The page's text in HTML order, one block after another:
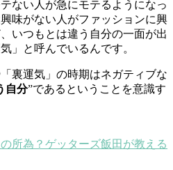
ない人が急にモテるようになっ
味がない人がファッションに興
いつもとは違う自分の一面が出
」と呼んでいるんです。
裏運気」の時期はネガティブな
自分”であるということを意識す
所為？ゲッターズ飯田が教える